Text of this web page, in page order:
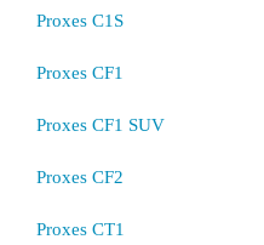
Proxes C1S
Proxes CF1
Proxes CF1 SUV
Proxes CF2
Proxes CT1